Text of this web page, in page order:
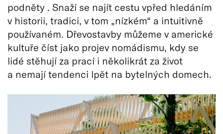
podněty . Snaží se najít cestu vpřed hledáním
v historii, tradici, v tom „nízkém“ a intuitivně
používaném. Dřevostavby můžeme v americké
kultuře číst jako projev nomádismu, kdy se
lidé stěhují za prací i několikrát za život
a nemají tendenci lpět na bytelných domech.